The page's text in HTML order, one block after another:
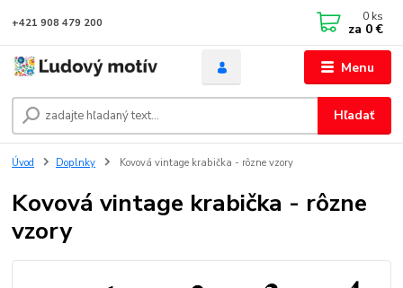
Menu
Hľadať
+421 908 479 200 0 ks
za 0 €
Úvod Doplnky Kovová vintage krabička - rôzne vzory
Kovová vintage krabička - rôzne
vzory